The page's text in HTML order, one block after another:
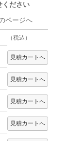
ください
ページへ
（税込）